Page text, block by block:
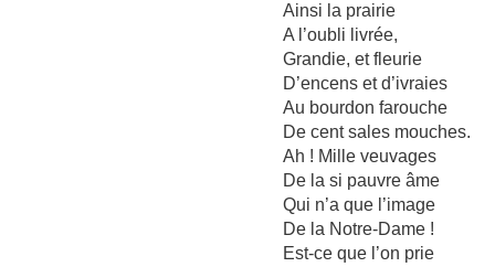
Ainsi la prairie
A l’oubli livrée,
Grandie, et fleurie
D’encens et d’ivraies
Au bourdon farouche
De cent sales mouches.
Ah ! Mille veuvages
De la si pauvre âme
Qui n’a que l’image
De la Notre-Dame !
Est-ce que l’on prie